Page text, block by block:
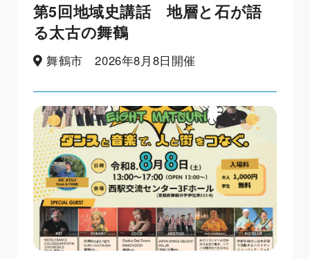
第5回地域史講話 地層と石が語
る太古の舞鶴
舞鶴市 2026年8月8日開催